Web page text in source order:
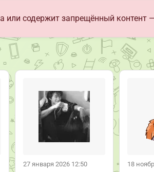
или содержит запрещённый контент
27 января 2026 12:50 18